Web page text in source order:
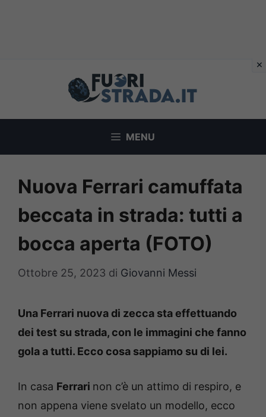
MENU
Nuova Ferrari camuffata
beccata in strada: tutti a
bocca aperta (FOTO)
Ottobre 25, 2023 di Giovanni Messi
Una Ferrari nuova di zecca sta effettuando
dei test su strada, con le immagini che fanno
gola a tutti. Ecco cosa sappiamo su di lei.
In casa Ferrari non c’è un attimo di respiro, e
non appena viene svelato un modello, ecco